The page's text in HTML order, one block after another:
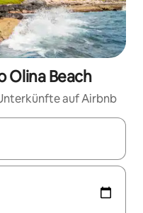
Olina Beach
auf Airbnb
navigiere mit den